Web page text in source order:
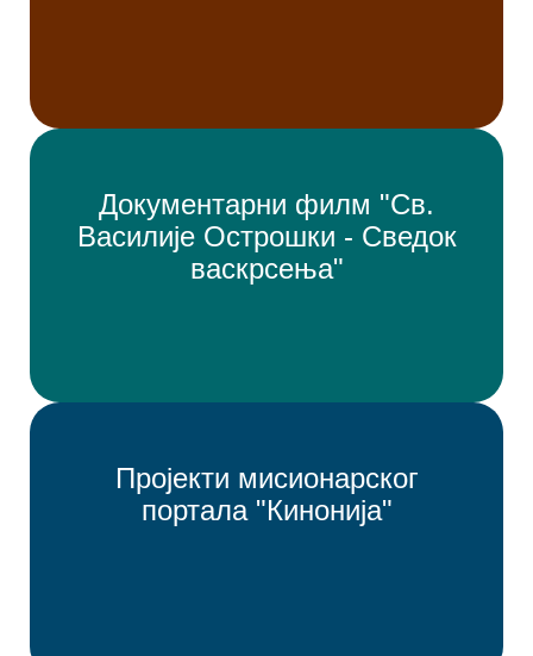
Документарни филм "Св.
Василије Острошки - Сведок
васкрсења"
Пројекти мисионарског
портала "Кинонија"